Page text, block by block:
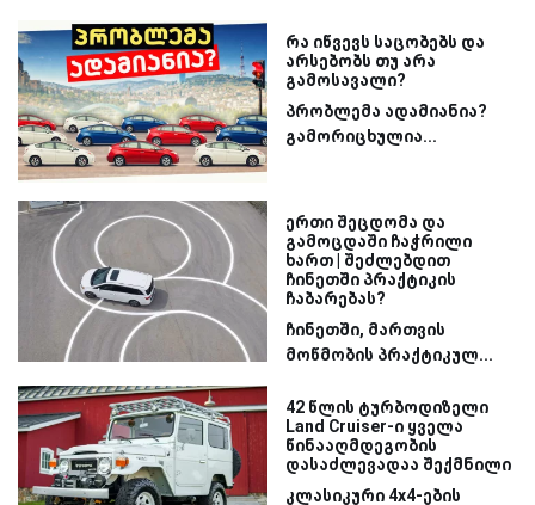
რა იწვევს საცობებს და
არსებობს თუ არა
გამოსავალი?
პრობლემა ადამიანია?
გამორიცხულია...
ერთი შეცდომა და
გამოცდაში ჩაჭრილი
ხართ | შეძლებდით
ჩინეთში პრაქტიკის
ჩაბარებას?
ჩინეთში, მართვის
მოწმობის პრაქტიკულ...
42 წლის ტურბოდიზელი
Land Cruiser-ი ყველა
წინააღმდეგობის
დასაძლევადაა შექმნილი
კლასიკური 4x4-ების